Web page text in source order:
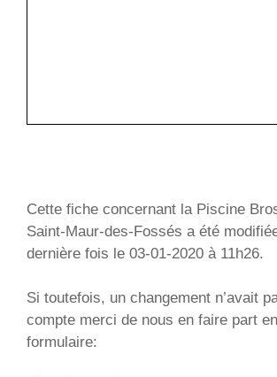
Cette fiche concernant la Piscine
Saint-Maur-des-Fossés a été
dernière fois le 03-01-2020 à 11h26.
Si toutefois, un changement n’avait
compte merci de nous en faire part
formulaire: